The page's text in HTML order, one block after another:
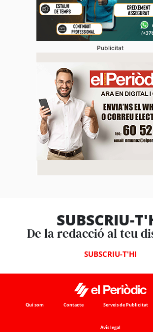
Publicitat
SUBSCRIU-
De la redacció al teu
SUBSCRIU-T'HI
Qui som Contacte Serveis de Publicitat
Avís legal